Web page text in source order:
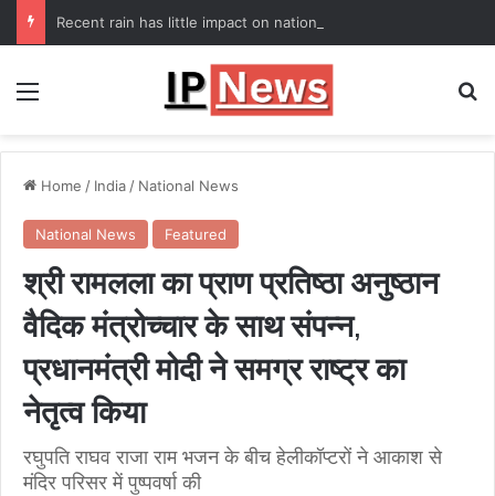
Recent rain has little impact on national monsoon deficit
Menu
Home / India/ National News
National News Featured
श्री रामलला का प्राण प्रतिष्ठा अनुष्ठान
वैदिक मंत्रोच्चार के साथ संपन्न,
प्रधानमंत्री मोदी ने समग्र राष्ट्र का
नेतृत्व किया
रघुपति राघव राजा राम भजन के बीच हेलीकॉप्टरों ने आकाश से
मंदिर परिसर में पुष्पवर्षा की